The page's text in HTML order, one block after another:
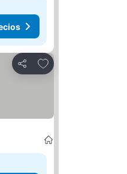
Compartir
Agregar a favoritos